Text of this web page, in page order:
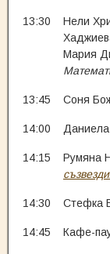
13:30
Нели
Мария
13:45 Соня
14:00
14:15 Румяна
14:30 Стефка
14:45 Кафе-